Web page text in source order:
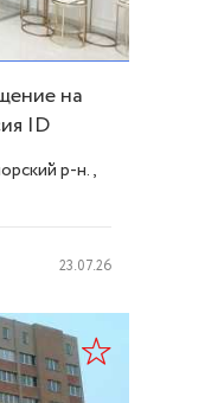
на
ID
р-н.,
23.07.26